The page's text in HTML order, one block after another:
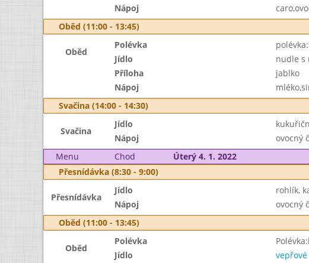
Nápoj
Oběd (11:00 - 13:45)
Oběd
Polévka
Jídlo
nudle s
Příloha
jablko
Nápoj
Svačina (14:00 - 14:30)
Svačina
Jídlo
Nápoj
ovocný
Menu
Chod Úterý 4. 1. 2022
Přesnídávka (8:30 - 9:00)
Přesnídávka
Jídlo rohlík,
Nápoj
ovocný
Oběd (11:00 - 13:45)
Oběd
Polévka
Jídlo